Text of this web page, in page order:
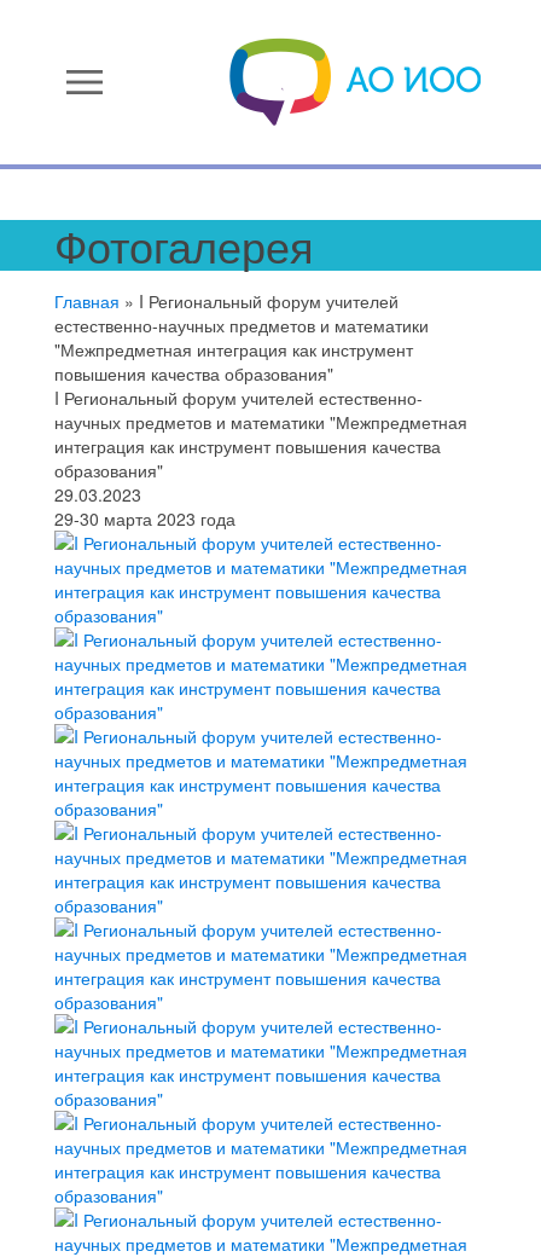
menu
Фотогалерея
Главная » I Региональный форум учителей
естественно-научных предметов и математики
"Межпредметная интеграция как инструмент
повышения качества образования"
I Региональный форум учителей естественно-
научных предметов и математики "Межпредметная
интеграция как инструмент повышения качества
образования"
29.03.2023
29-30 марта 2023 года